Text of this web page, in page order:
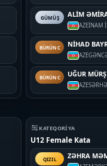
GÜMÜŞ ALİM
AZEİNAM
BÜRÜNC NİHAD
AZE
BÜRÜNC UĞUR
AZE
KATEQORIYA
U12 Female Kata
QIZIL ZƏHRA